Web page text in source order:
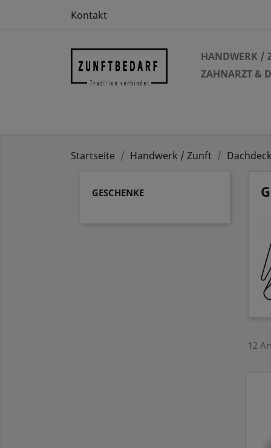
Kontakt
HANDWERK /
ZAHNARZT &
Startseite Handwerk / Zunft
GESCHENKE
12